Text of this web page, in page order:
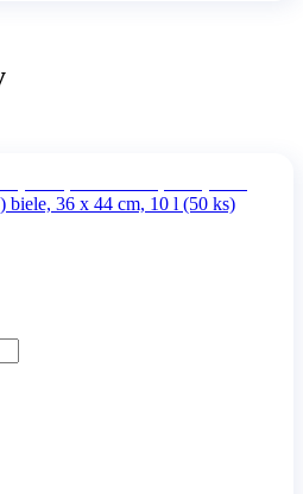
biele, 36 x 44 cm, 10 l (50 ks)